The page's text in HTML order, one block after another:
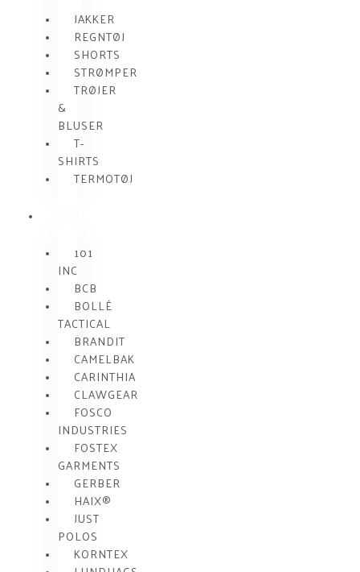
JAKKER
REGNTØJ
SHORTS
STRØMPER
TRØJER
&
BLUSER
T-
SHIRTS
TERMOTØJ
101
INC
BCB
BOLLÉ
TACTICAL
BRANDIT
CAMELBAK
CARINTHIA
CLAWGEAR
FOSCO
INDUSTRIES
FOSTEX
GARMENTS
GERBER
HAIX®
JUST
POLOS
KORNTEX